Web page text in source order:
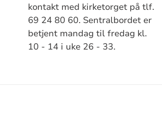
kontakt med kirketorget på tlf.
69 24 80 60. Sentralbordet er
betjent mandag til fredag kl.
10 - 14 i uke 26 - 33.